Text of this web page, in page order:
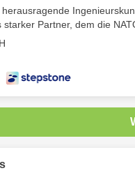
starker Partner, dem die